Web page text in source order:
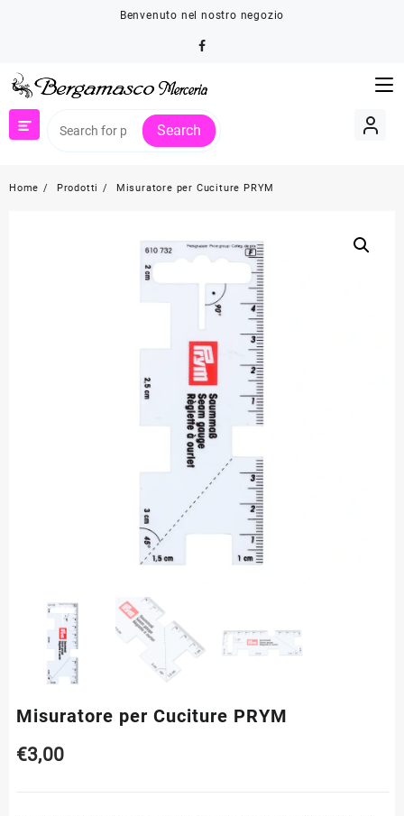
Benvenuto nel nostro negozio
Search
Home Prodotti Misuratore per Cuciture PRYM
Misuratore per Cuciture PRYM
€3,00